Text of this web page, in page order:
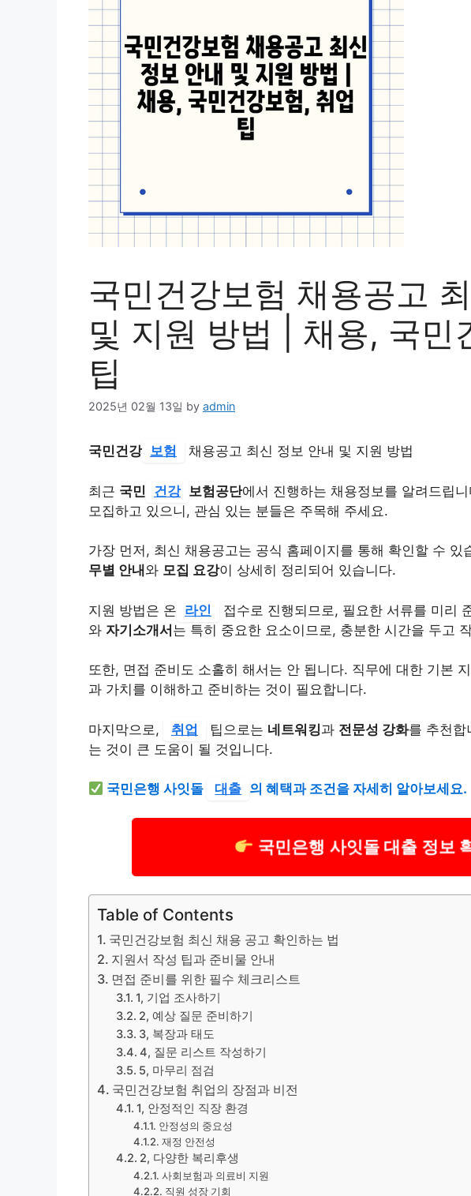
국민건강보험 채용공고
및 지원 방법 | 채용, 국민
팁
2025년 02월 13일 by admin
국민건강 보험 채용공고 최신 정보 안내 및 지원 방법
최근 국민 건강 보험공단에서 진행하는 채용정보를 알려드립
모집하고 있으니, 관심 있는 분들은 주목해 주세요.
가장 먼저, 최신 채용공고는 공식 홈페이지를 통해 확인할 수 있
무별 안내 와 모집 요강이 상세히 정리되어 있습니다.
지원 방법은 온 라인 접수로 진행되므로, 필요한 서류를 미리
와 자기소개서는 특히 중요한 요소이므로, 충분한 시간을 두고
또한, 면접 준비도 소홀히 해서는 안 됩니다. 직무에 대한 기본
과 가치를 이해하고 준비하는 것이 필요합니다.
마지막으로, 취업 팁으로는 네트워킹과 전문성 강화를 추천합
는 것이 큰 도움이 될 것입니다.
국민은행 사잇돌 대출 의 혜택과 조건을 자세히 알아보세요.
국민은행 사잇돌 대출 정보
Table of Contents
국민건강보험 최신 채용 공고 확인하는 법
지원서 작성 팁과 준비물 안내
면접 준비를 위한 필수 체크리스트
1, 기업 조사하기
2, 예상 질문 준비하기
3, 복장과 태도
4, 질문 리스트 작성하기
5, 마무리 점검
국민건강보험 취업의 장점과 비전
1, 안정적인 직장 환경
안정성의 중요성
재정 안전성
2, 다양한 복리후생
사회보험과 의료비 지원
직원 성장 기회